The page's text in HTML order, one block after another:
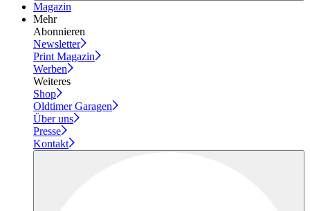
Magazin
Mehr
Abonnieren
Newsletter
Print Magazin
Werben
Weiteres
Shop
Oldtimer Garagen
Über uns
Presse
Kontakt